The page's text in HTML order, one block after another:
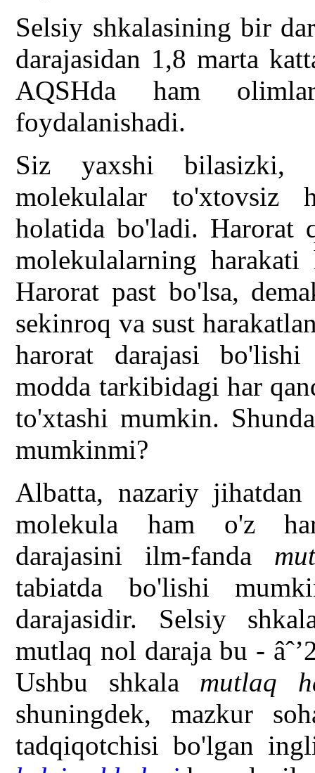
Selsiy shkalasining bir
darajasidan 1,8 marta
AQSHda ham
foydalanishadi.
Siz yaxshi bilasizki,
molekulalar to'xtovsiz
holatida bo'ladi. Harorat
molekulalarning
Harorat past bo'lsa,
sekinroq va sust
harorat darajasi
modda tarkibidagi har
to'xtashi mumkin.
mumkinmi?
Albatta, nazariy
molekula ham o'z
darajasini ilm-fanda
tabiatda bo'lishi
darajasidir. Selsiy
mutlaq nol daraja bu -
Ushbu shkala mutlaq
shuningdek, mazkur
tadqiqotchisi bo'lgan